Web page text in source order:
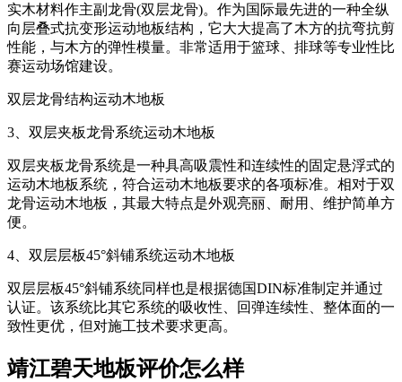
实木材料作主副龙骨(双层龙骨)。作为国际最先进的一种全纵
向层叠式抗变形运动地板结构，它大大提高了木方的抗弯抗剪
性能，与木方的弹性模量。非常适用于篮球、排球等专业性比
赛运动场馆建设。
双层龙骨结构运动木地板
3、双层夹板龙骨系统运动木地板
双层夹板龙骨系统是一种具高吸震性和连续性的固定悬浮式的
运动木地板系统，符合运动木地板要求的各项标准。相对于双
龙骨运动木地板，其最大特点是外观亮丽、耐用、维护简单方
便。
4、双层层板45°斜铺系统运动木地板
双层层板45°斜铺系统同样也是根据德国DIN标准制定并通过
认证。该系统比其它系统的吸收性、回弹连续性、整体面的一
致性更优，但对施工技术要求更高。
靖江碧天地板评价怎么样